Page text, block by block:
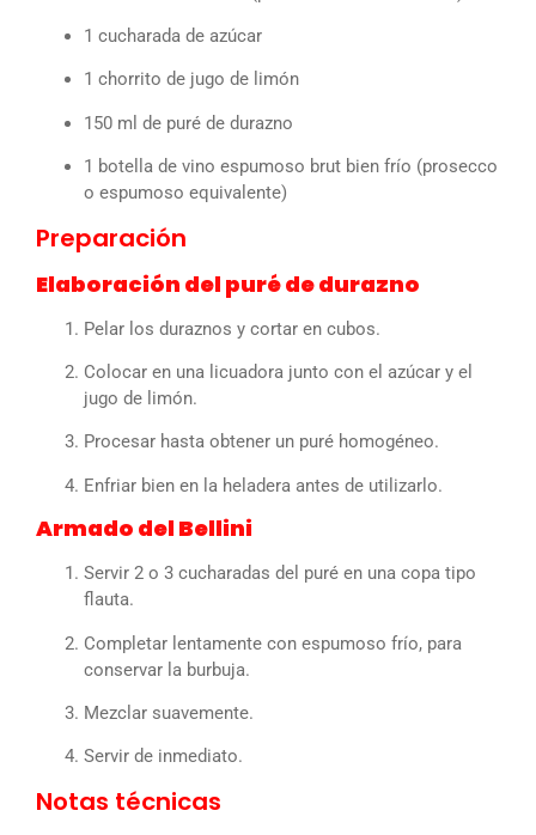
1 cucharada de azúcar
1 chorrito de jugo de limón
150 ml de puré de durazno
1 botella de vino espumoso brut bien frío (prosecco
o espumoso equivalente)
Preparación
Elaboración del puré de durazno
Pelar los duraznos y cortar en cubos.
Colocar en una licuadora junto con el azúcar y el
jugo de limón.
Procesar hasta obtener un puré homogéneo.
Enfriar bien en la heladera antes de utilizarlo.
Armado del Bellini
Servir 2 o 3 cucharadas del puré en una copa tipo
flauta.
Completar lentamente con espumoso frío, para
conservar la burbuja.
Mezclar suavemente.
Servir de inmediato.
Notas técnicas